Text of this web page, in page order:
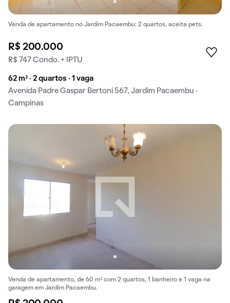
Venda de apartamento no Jardim Pacaembu: 2 quartos, aceita pets.
R$ 200.000
R$ 747 Condo. + IPTU
62 m² · 2 quartos · 1 vaga
Avenida Padre Gaspar Bertoni 567, Jardim Pacaembu ·
Campinas
Venda de apartamento, de 60 m² com 2 quartos, 1 banheiro e 1 vaga na
garagem em Jardim Pacaembu.